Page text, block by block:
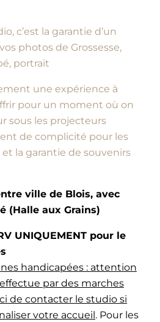
c’est la garantie d’un
photos de Grossesse,
portrait
une expérience à
pour un moment où on
sous les projecteurs
de complicité pour les
et la garantie de souvenirs
ville de Blois, avec
(Halle aux Grains)
UNIQUEMENT pour le
handicapées : attention
par des marches
de contacter le studio si
votre accueil . Pour les